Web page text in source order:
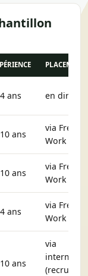
PLACEMENT
ans en direct
ans
via Free-
Work
ans
via Free-
Work
ans
via Free-
Work
ans
via
(recruteur,